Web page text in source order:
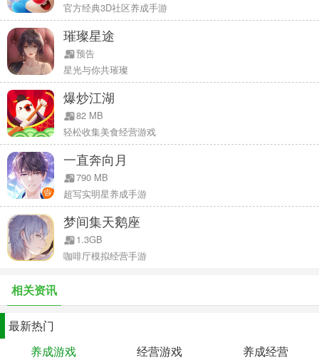
官方经典3D社区养成手游
璀璨星途
预告
星光与你共璀璨
爆炒江湖
82 MB
轻松收集美食经营游戏
一直奔向月
790 MB
超写实明星养成手游
梦间集天鹅座
1.3GB
咖啡厅模拟经营手游
相关资讯
最新热门
养成游戏
经营游戏 养成经营